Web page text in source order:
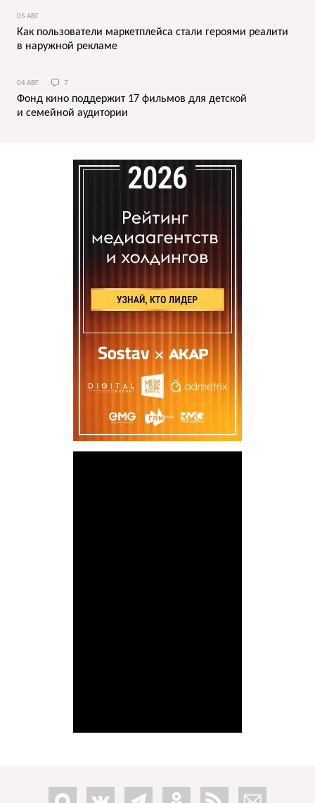
05 АВГ
Как пользователи маркетплейса стали героями реалити
в наружной рекламе
04 АВГ 7
Фонд кино поддержит 17 фильмов для детской
и семейной аудитории